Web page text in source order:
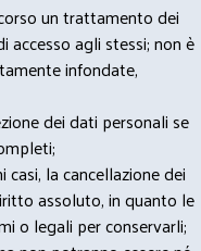
un trattamento dei
agli stessi; non è
infondate,
dei dati personali se
la cancellazione dei
assoluto, in quanto le
o legali per conservarli;